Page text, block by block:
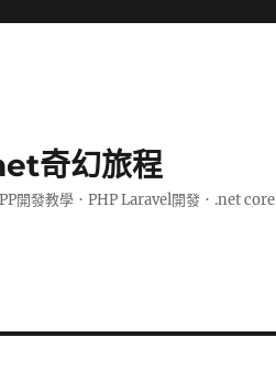
奇幻旅程
發教學．PHP Laravel開發．.net